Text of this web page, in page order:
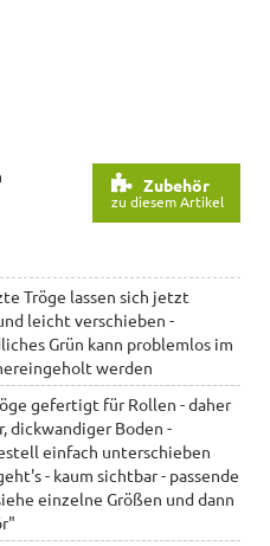
Zubehör
zu diesem Artikel
Tröge lassen sich jetzt
leicht verschieben -
Grün kann problemlos im
werden
gefertigt für Rollen - daher
dickwandiger Boden -
einfach unterschieben
- kaum sichtbar - passende
einzelne Größen und dann